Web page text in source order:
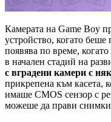
Камерата на Game Boy
устройство, когато беше
появява по време,
в начален стадий на
с вградени камери с
прикрепена към касета,
имаше CMOS сензор с
можеше да прави снимки